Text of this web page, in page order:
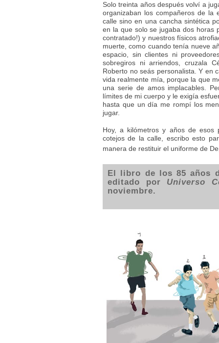
Solo treinta años después volví a
organizaban los compañeros de
calle sino en una cancha sintética
en la que solo se jugaba dos horas
contratado!) y nuestros físicos
muerte, como cuando tenía nueve
espacio, sin clientes ni
sobregiros ni arriendos, cruzala
Roberto no seás personalista. Y en
vida realmente mía, porque la que
una serie de amos implacables.
límites de mi cuerpo y le exigía
hasta que un día me rompí los
jugar.
Hoy, a kilómetros y años de
cotejos de la calle, escribo esto
manera de restituir el uniforme de
El libro de los 85 años
editado por Universo
noviembre.